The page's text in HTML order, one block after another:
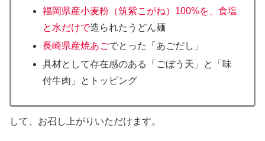
福岡県産小麦粉（筑紫こがね）100%を、食塩
と水だけで造られたうどん麺
長崎県産焼あごでとった「あごだし」
具材として存在感のある「ごぼう天」と「味
付牛肉」とトッピング
して、お召し上がりいただけます。